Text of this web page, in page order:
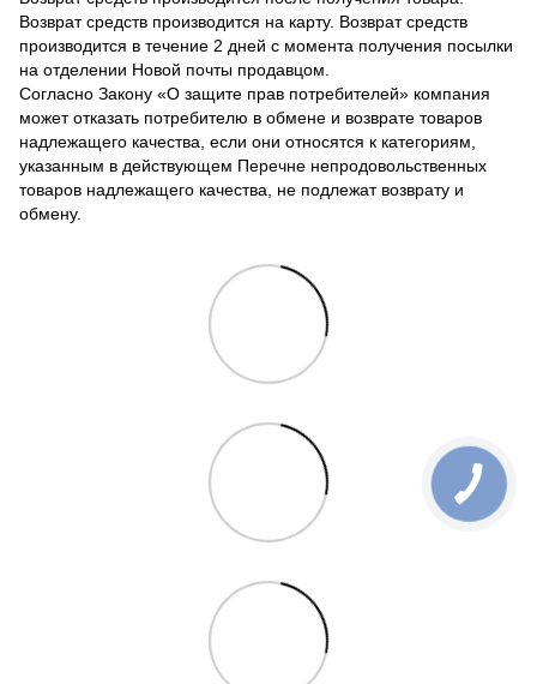
Возврат средств производится на карту. Возврат средств
производится в течение 2 дней с момента получения посылки
на отделении Новой почты продавцом.
Согласно Закону «О защите прав потребителей» компания
может отказать потребителю в обмене и возврате товаров
надлежащего качества, если они относятся к категориям,
указанным в действующем Перечне непродовольственных
товаров надлежащего качества, не подлежат возврату и
обмену.